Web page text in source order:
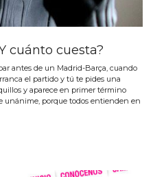
cuánto cuesta?
antes de un Madrid-Barça, cuando
el partido y tú te pides una
y aparece en primer término
unánime, porque todos entienden en